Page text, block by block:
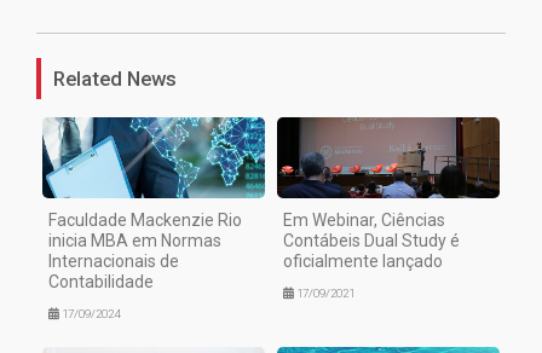
Related News
Faculdade Mackenzie Rio
inicia MBA em Normas
Internacionais de
Contabilidade
17/09/2024
Em Webinar, Ciências
Contábeis Dual Study é
oficialmente lançado
17/09/2021